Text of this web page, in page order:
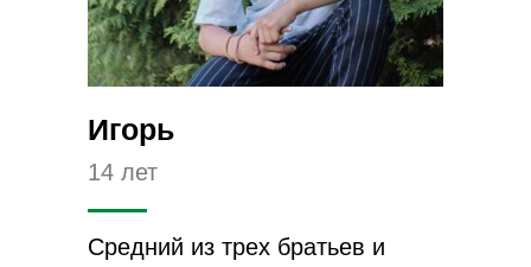
Игорь
14 лет
Средний из трех братьев и